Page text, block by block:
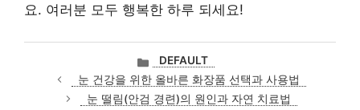
요. 여러분 모두 행복한 하루 되세요!
카
테
고
리
DEFAULT
눈 건강을 위한 올바른 화장품 선택과 사용법
눈 떨림(안검 경련)의 원인과 자연 치료법